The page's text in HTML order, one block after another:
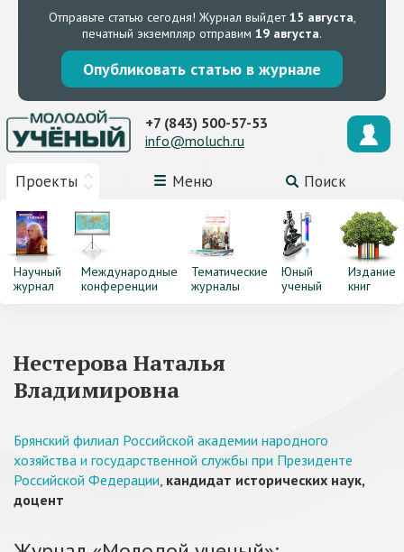
Отправьте статью сегодня! Журнал выйдет15 августа,
печатный экземпляр отправим 19 августа.
Опубликовать статью в журнале
Проекты Меню Поиск
+7 (843) 500-57-53
info@moluch.ru
Научный
журнал
Международные
конференции
Тематические
журналы
Юный
ученый
Издание
книг
Нестерова Наталья
Владимировна
Брянский филиал Российской академии народного
хозяйства и государственной службы при Президенте
Российской Федерации, кандидат исторических наук,
доцент